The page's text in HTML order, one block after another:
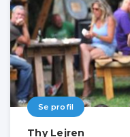
Se profil
Thy Lejren